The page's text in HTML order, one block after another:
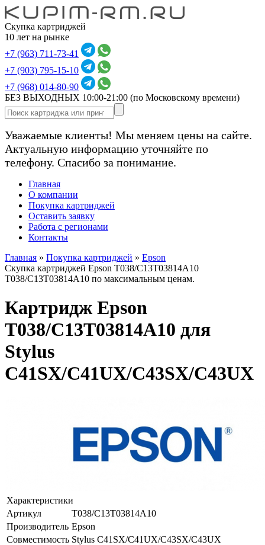
Скупка картриджей
10 лет на рынке
+7 (963) 711-73-41
+7 (903) 795-15-10
+7 (968) 014-80-90
БЕЗ ВЫХОДНЫХ 10:00-21:00 (по Московскому времени)
Уважаемые клиенты! Мы меняем цены на сайте.
Актуальную информацию уточняйте по
телефону. Спасибо за понимание.
Главная
О компании
Покупка картриджей
Оставить заявку
Работа с регионами
Контакты
Главная » Покупка картриджей » Epson
Скупка картриджей Epson T038/C13T03814A10
T038/C13T03814A10 по максимальным ценам.
Картридж Epson
T038/C13T03814A10 для
Stylus
C41SX/C41UX/C43SX/C43UX
Характеристики
Артикул
T038/C13T03814A10
Производитель Epson
Совместимость Stylus C41SX/C41UX/C43SX/C43UX